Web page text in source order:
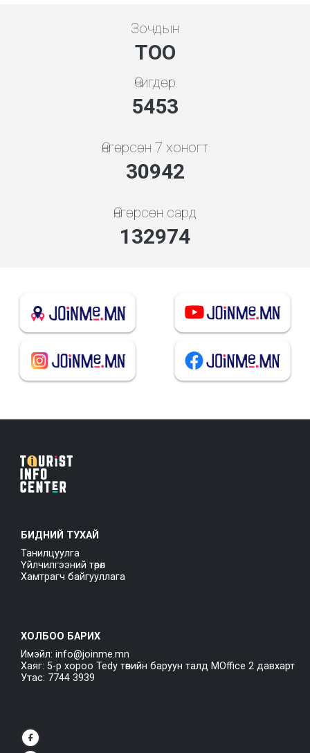
Зочдын
ТОО
Өчигдөр
5843
Өнгөрсөн 7 хоногт
33152
Өнгөрсөн сард
142472
БИДНИЙ ТУХАЙ
Танилцуулга
Үйлчилгээний төрөл
Хамтрагч байгууллага
ХОЛБОО БАРИХ
Имэйл: info@joinme.mn
Хаяг: 5-р хороо Tedy төвийн баруун талд MOffice 2 давхарт
Утас: 7744 3939